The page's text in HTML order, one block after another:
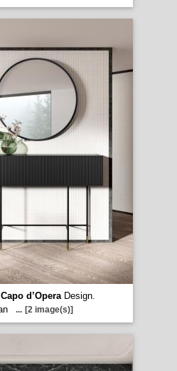
Capo d’OperaDesign.
... [2 image(s)]